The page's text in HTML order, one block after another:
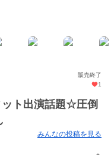
販売終了
1
ット出演話題☆圧倒
みんなの投稿を見る